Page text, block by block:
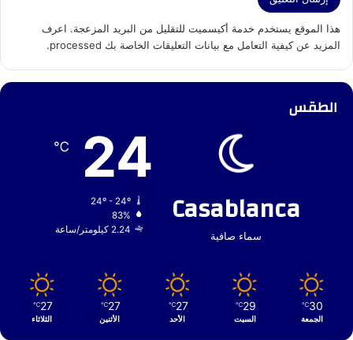
هذا الموقع يستخدم خدمة أكيسميت للتقليل من البريد المزعجة. اعرف
المزيد عن كيفية التعامل مع بيانات التعليقات الخاصة بك processed
.
الطقس
Casablanca
سماء صافية
24
℃
24º - 24º
83%
2.24 كيلومتر/ساعة
30
℃
الجمعة
29
℃
السبت
27
℃
الأحد
27
℃
الأثنين
27
℃
الثلاثاء